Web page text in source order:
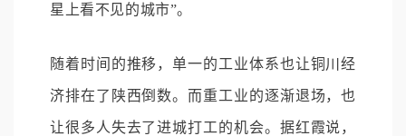
星上看不见的城市”。
随着时间的推移，单一的工业体系也让铜川经
济排在了陕西倒数。而重工业的逐渐退场，也
让很多人失去了进城打工的机会。据红霞说，